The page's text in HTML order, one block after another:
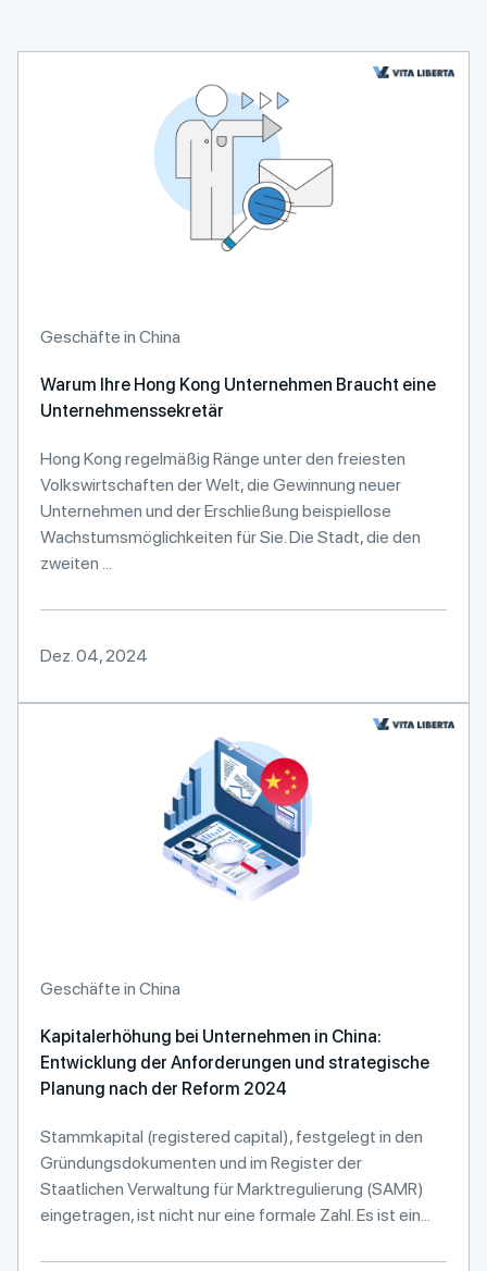
Geschäfte in China
Warum Ihre Hong Kong Unternehmen Braucht eine
Unternehmenssekretär
Hong Kong regelmäßig Ränge unter den freiesten
Volkswirtschaften der Welt, die Gewinnung neuer
Unternehmen und der Erschließung beispiellose
Wachstumsmöglichkeiten für Sie. Die Stadt, die den
zweiten ...
Dez. 04, 2024
Geschäfte in China
Kapitalerhöhung bei Unternehmen in China:
Entwicklung der Anforderungen und strategische
Planung nach der Reform 2024
Stammkapital (registered capital), festgelegt in den
Gründungsdokumenten und im Register der
Staatlichen Verwaltung für Marktregulierung (SAMR)
eingetragen, ist nicht nur eine formale Zahl. Es ist ein...